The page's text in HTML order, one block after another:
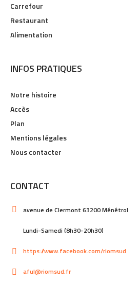
Carrefour
Restaurant
Alimentation
INFOS PRATIQUES
Notre histoire
Accès
Plan
Mentions légales
Nous contacter
CONTACT
avenue de Clermont 63200 Ménétrol
Lundi-Samedi (8h30-20h30)
https://www.facebook.com/riomsud
aful@riomsud.fr